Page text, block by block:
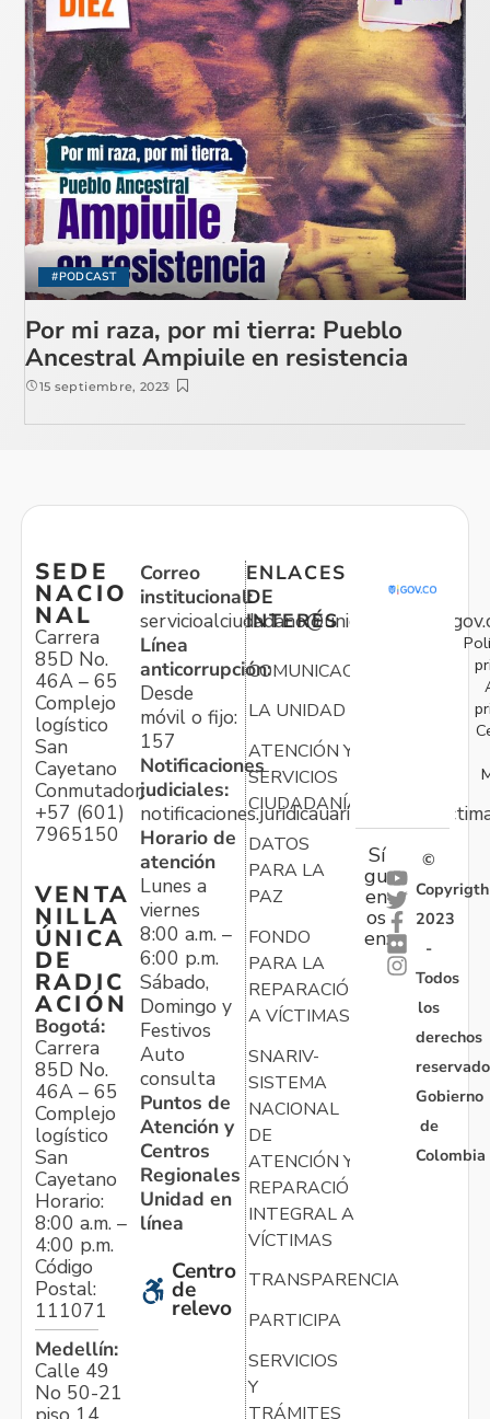
#PODCAST
Por mi raza, por mi tierra: Pueblo
Ancestral Ampiuile en resistencia
15 septiembre, 2023
SEDE
NACIO
NAL
Carrera
85D No.
46A – 65
Complejo
logístico
San
Cayetano
Conmutador:
+57 (601)
7965150
VENTA
NILLA
ÚNICA
DE
RADIC
ACIÓN
Bogotá:
Carrera
85D No.
46A – 65
Complejo
logístico
San
Cayetano
Horario:
8:00 a.m. –
4:00 p.m.
Código
Postal:
111071
Medellín:
Calle 49
No 50-21
Correo
institucional:
Línea
anticorrupción:
Desde
móvil o fijo:
157
Notificaciones
judiciales:
Horario de
atención
Lunes a
viernes
8:00 a.m. –
6:00 p.m.
Sábado,
Domingo y
Festivos
Auto
consulta
Puntos de
Atención y
Centros
Regionales
Unidad en
línea
Centro
de
relevo
ENLACES
DE
INTERÉS
COMUNICACIONES
LA UNIDAD
ATENCIÓN Y
SERVICIOS
CIUDADANÍA
DATOS
PARA LA
PAZ
FONDO
PARA LA
REPARACIÓN
A VÍCTIMAS
SNARIV-
SISTEMA
NACIONAL
DE
ATENCIÓN Y
REPARACIÓN
INTEGRAL A
VÍCTIMAS
TRANSPARENCIA
PARTICIPA
SERVICIOS
Y
TRÁMITES
Sí
gu
en
os
en:
©
Copyrigth
2023
-
Todos
los
derechos
Gobierno
de
Colombia